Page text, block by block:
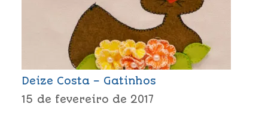
Deize Costa – Gatinhos
15 de fevereiro de 2017